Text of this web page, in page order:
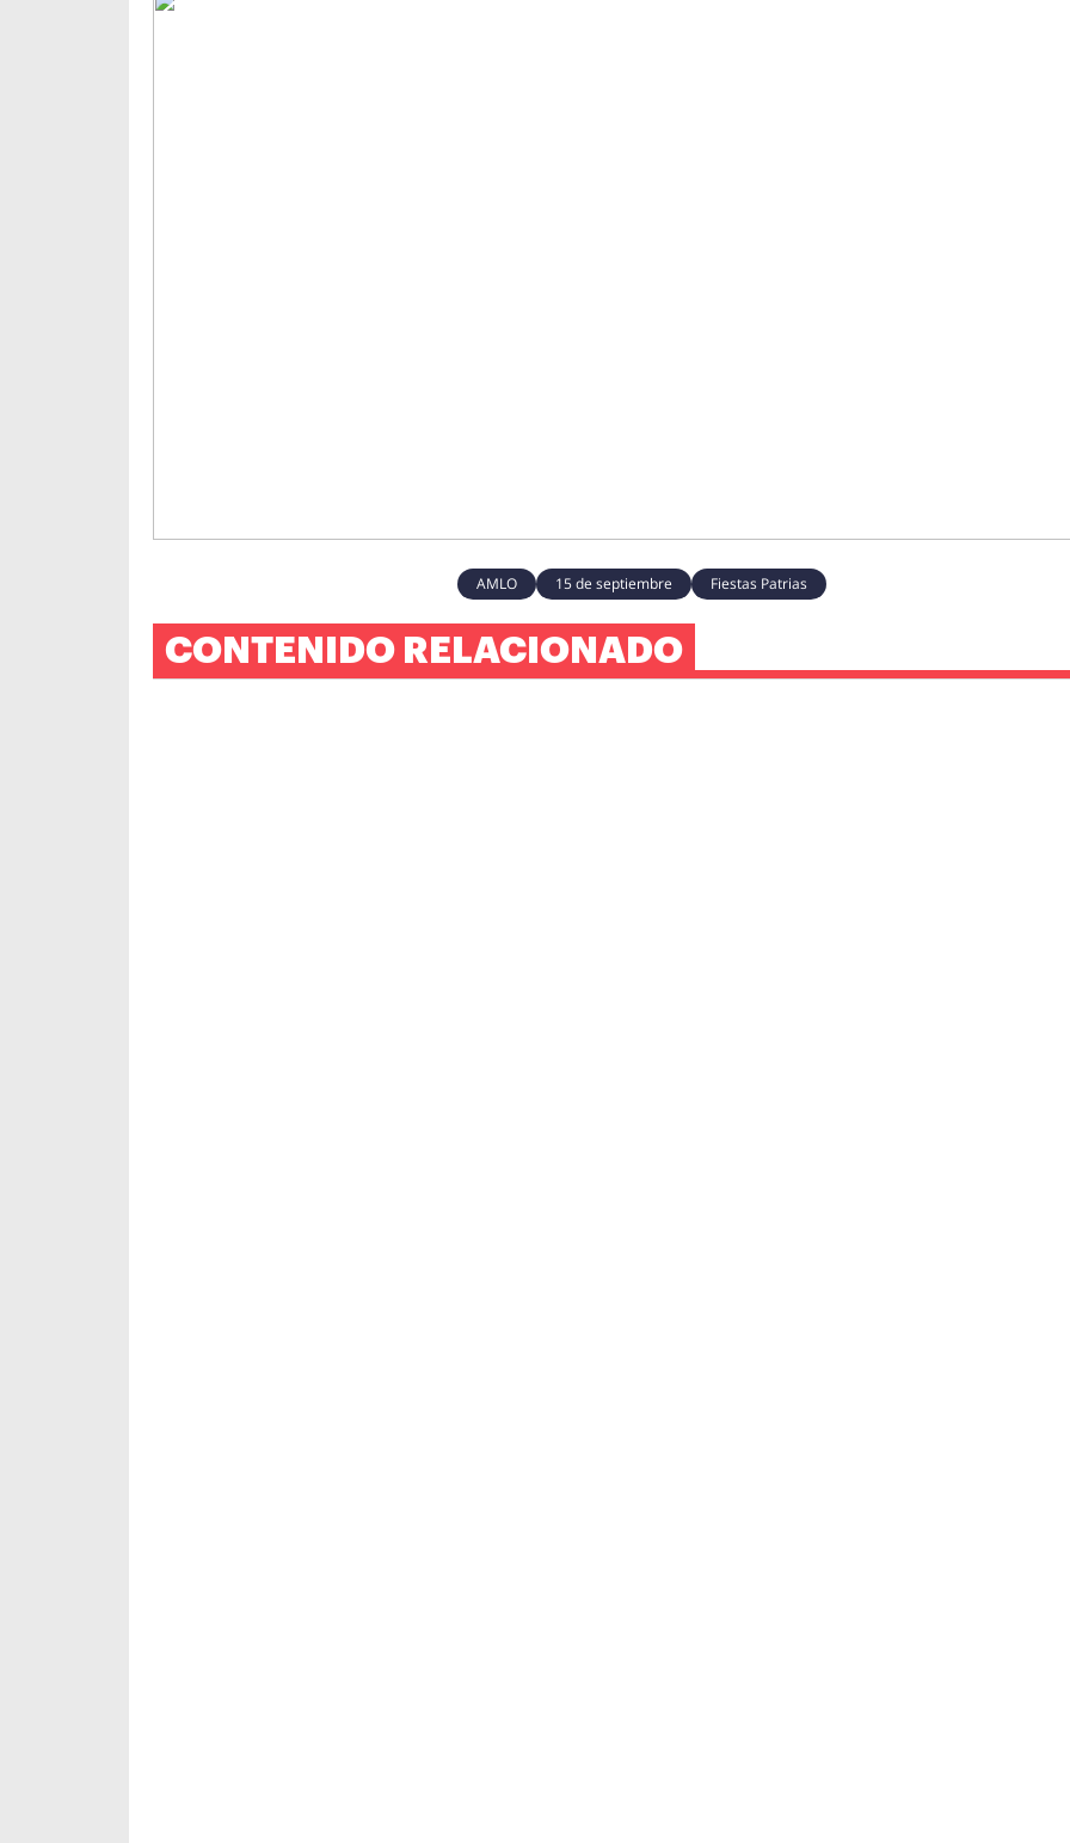
AMLO 15 de septiembre Fiestas Patrias
CONTENIDO RELACIONADO